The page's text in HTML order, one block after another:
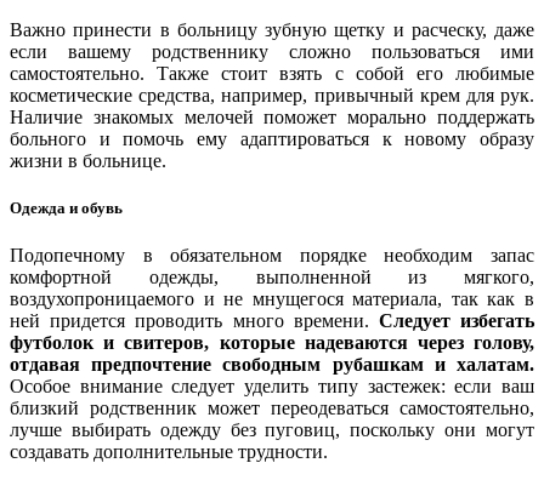
Важно принести в больницу зубную щетку и расческу, даже
если вашему родственнику сложно пользоваться ими
самостоятельно. Также стоит взять с собой его любимые
косметические средства, например, привычный крем для рук.
Наличие знакомых мелочей поможет морально поддержать
больного и помочь ему адаптироваться к новому образу
жизни в больнице.
Одежда и обувь
Подопечному в обязательном порядке необходим запас
комфортной одежды, выполненной из мягкого,
воздухопроницаемого и не мнущегося материала, так как в
ней придется проводить много времени. Следует избегать
футболок и свитеров, которые надеваются через голову,
отдавая предпочтение свободным рубашкам и халатам.
Особое внимание следует уделить типу застежек: если ваш
близкий родственник может переодеваться самостоятельно,
лучше выбирать одежду без пуговиц, поскольку они могут
создавать дополнительные трудности.